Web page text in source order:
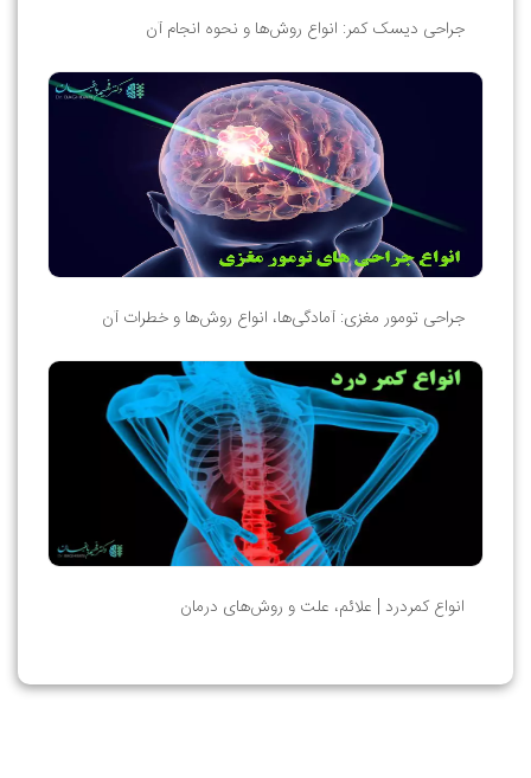
جراحی دیسک کمر: انواع روش‌ها و نحوه انجام آن
جراحی تومور مغزی: آمادگی‌ها، انواع روش‌ها و خطرات آن
انواع کمردرد | علائم، علت و روش‌های درمان